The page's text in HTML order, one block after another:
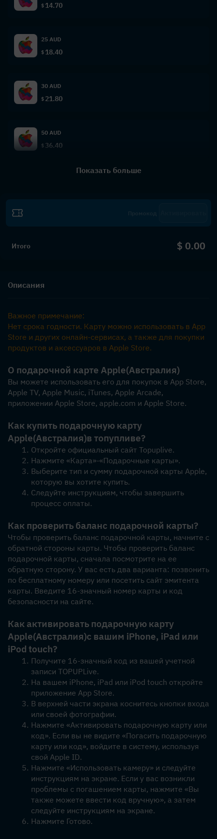
$ 14.70
25 AUD
$ 18.40
30 AUD
$ 21.80
50 AUD
$ 36.40
Показать больше
Итого $ 0.00
Описания
Важное примечание:
Нет срока годности. Карту можно использовать в App
Store и других онлайн-сервисах, а также для покупки
продуктов и аксессуаров в Apple Store.
О подарочной карте Apple(Австралия)
Вы можете использовать его для покупок в App Store,
Apple TV, Apple Music, iTunes, Apple Arcade,
приложении Apple Store, apple.com и Apple Store.
Как купить подарочную карту
Apple(Австралия)в топупливе?
Откройте официальный сайт Topuplive.
Нажмите «Карта»-«Подарочные карты».
Выберите тип и сумму подарочной карты Apple,
которую вы хотите купить.
Следуйте инструкциям, чтобы завершить
процесс оплаты.
Как проверить баланс подарочной карты?
Чтобы проверить баланс подарочной карты, начните с
обратной стороны карты. Чтобы проверить баланс
подарочной карты, сначала посмотрите на ее
обратную сторону. У вас есть два варианта: позвонить
по бесплатному номеру или посетить сайт эмитента
карты. Введите 16-значный номер карты и код
безопасности на сайте.
Как активировать подарочную карту
Apple(Австралия)с вашим iPhone, iPad или
iPod touch?
Получите 16-значный код из вашей учетной
записи TOPUPLive.
На вашем iPhone, iPad или iPod touch откройте
приложение App Store.
В верхней части экрана коснитесь кнопки входа
или своей фотографии.
Нажмите «Активировать подарочную карту или
код». Если вы не видите «Погасить подарочную
карту или код», войдите в систему, используя
свой Apple ID.
Нажмите «Использовать камеру» и следуйте
инструкциям на экране. Если у вас возникли
проблемы с погашением карты, нажмите «Вы
также можете ввести код вручную», а затем
следуйте инструкциям на экране.
Нажмите Готово.